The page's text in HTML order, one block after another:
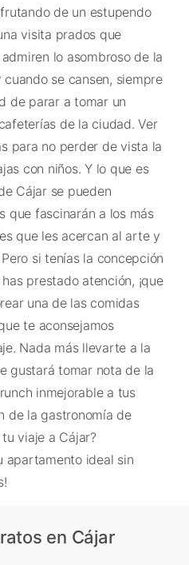
de un estupendo
visita prados que
lo asombroso de la
se cansen, siempre
de parar a tomar un
de la ciudad. Ver
para no perder de vista la
con niños. Y lo que es
Cájar se pueden
que fascinarán a los más
que les acercan al arte y
si tenías la concepción
prestado atención, ¡que
una de las comidas
te aconsejamos
Nada más llevarte a la
gustará tomar nota de la
inmejorable a tus
de la gastronomía de
viaje a Cájar?
apartamento ideal sin
en Cájar